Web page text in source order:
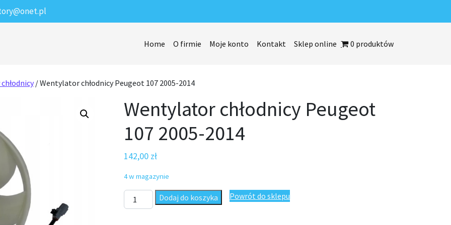
Home O firmie Moje konto Kontakt Sklep online 0 produktów
/ Wentylator chłodnicy Peugeot 107 2005-2014
Wentylator chłodnicy Peugeot
107 2005-2014
142,00 zł
4 w magazynie
ilość Wentylator chłodnicy Peugeot 107 2005-2014
Dodaj do koszyka Powrót do sklepu